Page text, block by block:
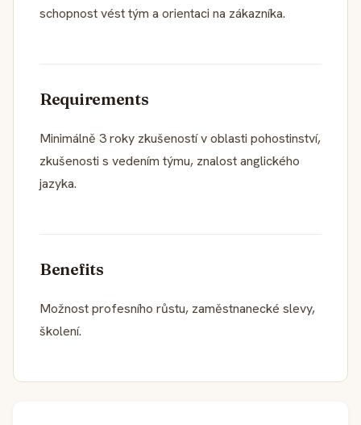
schopnost vést tým a orientaci na zákazníka.
Requirements
Minimálně 3 roky zkušeností v oblasti pohostinství,
zkušenosti s vedením týmu, znalost anglického
jazyka.
Benefits
Možnost profesního růstu, zaměstnanecké slevy,
školení.